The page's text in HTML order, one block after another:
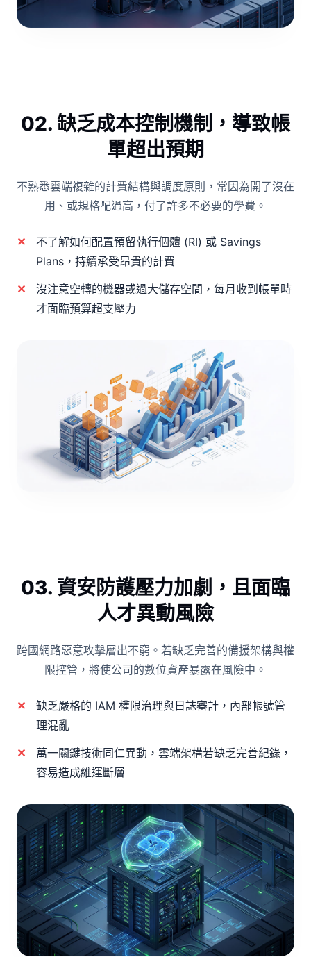
02. 缺乏成本控制機制，導致帳
單超出預期
不熟悉雲端複雜的計費結構與調度原則，常因為開了沒在
用、或規格配過高，付了許多不必要的學費。
不了解如何配置預留執行個體 (RI) 或 Savings
Plans，持續承受昂貴的計費
沒注意空轉的機器或過大儲存空間，每月收到帳單時
才面臨預算超支壓力
03. 資安防護壓力加劇，且面臨
人才異動風險
跨國網路惡意攻擊層出不窮。若缺乏完善的備援架構與權
限控管，將使公司的數位資產暴露在風險中。
缺乏嚴格的 IAM 權限治理與日誌審計，內部帳號管
理混亂
萬一關鍵技術同仁異動，雲端架構若缺乏完善紀錄，
容易造成維運斷層